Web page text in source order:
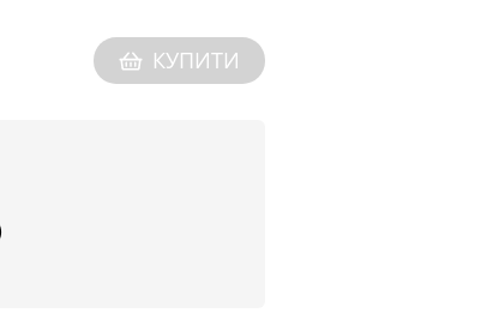
КУПИТИ